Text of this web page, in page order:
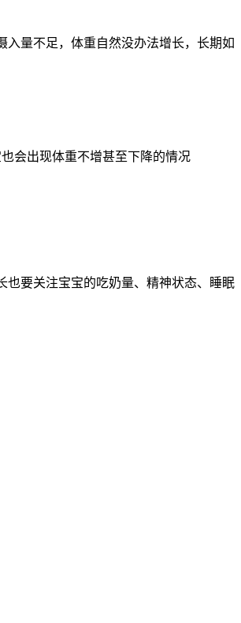
量不足，体重自然没办法增长，长期如
会出现体重不增甚至下降的情况
也要关注宝宝的吃奶量、精神状态、睡眠